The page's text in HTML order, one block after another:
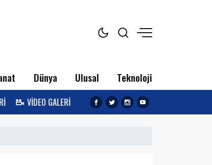
Dünya Ulusal Teknoloji
VİDEO GALERİ